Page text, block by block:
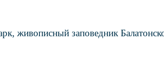
живописный заповедник